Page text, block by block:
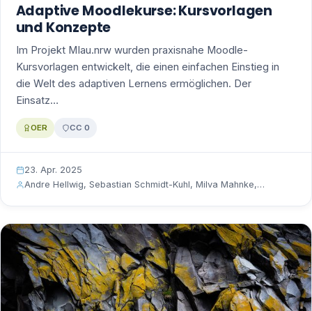
Adaptive Moodlekurse: Kursvorlagen
und Konzepte
Im Projekt MIau.nrw wurden praxisnahe Moodle-
Kursvorlagen entwickelt, die einen einfachen Einstieg in
die Welt des adaptiven Lernens ermöglichen. Der
Einsatz…
OER CC 0
23. Apr. 2025
Andre Hellwig, Sebastian Schmidt-Kuhl, Milva Mahnke,…